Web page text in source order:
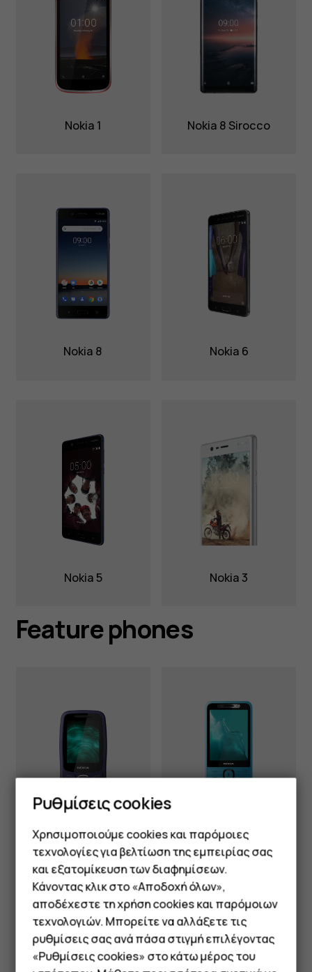
Smartphone
Τηλέφωνα απλής χρήσης
Nokia 1 Nokia 8 Sirocco
Nokia 8 Nokia 6
Nokia 5 Nokia 3
Feature phones
Nokia 123 Shield
Nokia 235 4G 2nd
Edition
Ρυθμίσεις cookies
Χρησιμοποιούμε cookies και παρόμοιες
τεχνολογίες για βελτίωση της εμπειρίας σας
και εξατομίκευση των διαφημίσεων.
Κάνοντας κλικ στο «Αποδοχή όλων»,
αποδέχεστε τη χρήση cookies και παρόμοιων
τεχνολογιών. Μπορείτε να αλλάξετε τις
ρυθμίσεις σας ανά πάσα στιγμή επιλέγοντας
«Ρυθμίσεις cookies» στο κάτω μέρος του